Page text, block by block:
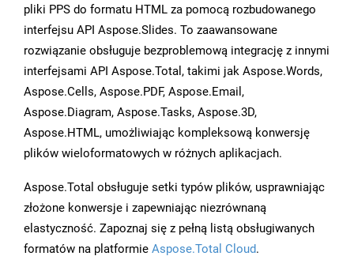
pliki PPS do formatu HTML za pomocą rozbudowanego
interfejsu API Aspose.Slides. To zaawansowane
rozwiązanie obsługuje bezproblemową integrację z innymi
interfejsami API Aspose.Total, takimi jak Aspose.Words,
Aspose.Cells, Aspose.PDF, Aspose.Email,
Aspose.Diagram, Aspose.Tasks, Aspose.3D,
Aspose.HTML, umożliwiając kompleksową konwersję
plików wieloformatowych w różnych aplikacjach.
Aspose.Total obsługuje setki typów plików, usprawniając
złożone konwersje i zapewniając niezrównaną
elastyczność. Zapoznaj się z pełną listą obsługiwanych
formatów na platformie Aspose.Total Cloud.